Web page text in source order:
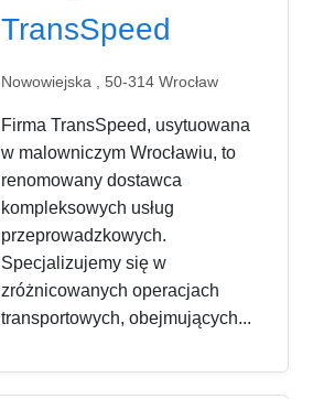
TransSpeed
Nowowiejska , 50-314 Wrocław
Firma TransSpeed, usytuowana
w malowniczym Wrocławiu, to
renomowany dostawca
kompleksowych usług
przeprowadzkowych.
Specjalizujemy się w
zróżnicowanych operacjach
transportowych, obejmujących...